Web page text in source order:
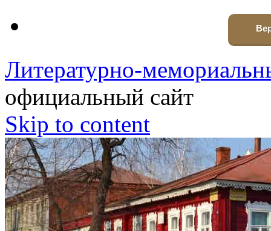
Литературно-
официальный сайт
Skip to content